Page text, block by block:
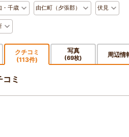
・千歳 由仁町（夕張郡） 伏見
クチコミ
(113件)
写真
(69枚) 周辺情
ミ